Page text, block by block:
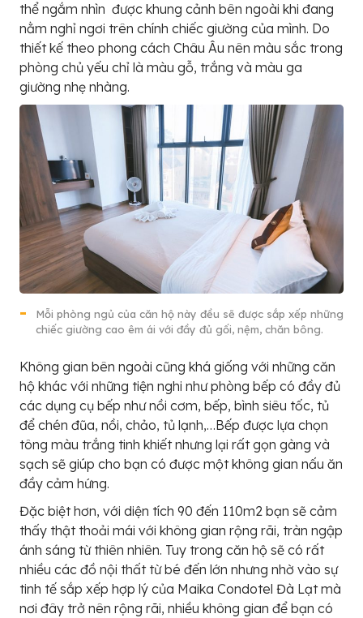
thể ngắm nhìn được khung cảnh bên ngoài khi đang
nằm nghỉ ngơi trên chính chiếc giường của mình. Do
thiết kế theo phong cách Châu Âu nên màu sắc trong
phòng chủ yếu chỉ là màu gỗ, trắng và màu ga
giường nhẹ nhàng.
Mỗi phòng ngủ của căn hộ này đều sẽ được sắp xếp những
chiếc giường cao êm ái với đầy đủ gối, nệm, chăn bông.
Không gian bên ngoài cũng khá giống với những căn
hộ khác với những tiện nghi như phòng bếp có đầy đủ
các dụng cụ bếp như nồi cơm, bếp, bình siêu tốc, tủ
để chén đũa, nồi, chảo, tủ lạnh,…Bếp được lựa chọn
tông màu trắng tinh khiết nhưng lại rất gọn gàng và
sạch sẽ giúp cho bạn có được một không gian nấu ăn
đầy cảm hứng.
Đặc biệt hơn, với diện tích 90 đến 110m2 bạn sẽ cảm
thấy thật thoải mái với không gian rộng rãi, tràn ngập
ánh sáng từ thiên nhiên. Tuy trong căn hộ sẽ có rất
nhiều các đồ nội thất từ bé đến lớn nhưng nhờ vào sự
tinh tế sắp xếp hợp lý của Maika Condotel Đà Lạt mà
nơi đây trở nên rộng rãi, nhiều không gian để bạn có